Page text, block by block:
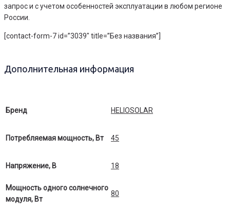
запрос и с учетом особенностей эксплуатации в любом регионе
России.
[contact-form-7 id=”3039″ title=”Без названия”]
Дополнительная информация
Бренд HELIOSOLAR
Потребляемая мощность, Вт 45
Напряжение, В 18
Мощность одного солнечного
модуля, Вт
80